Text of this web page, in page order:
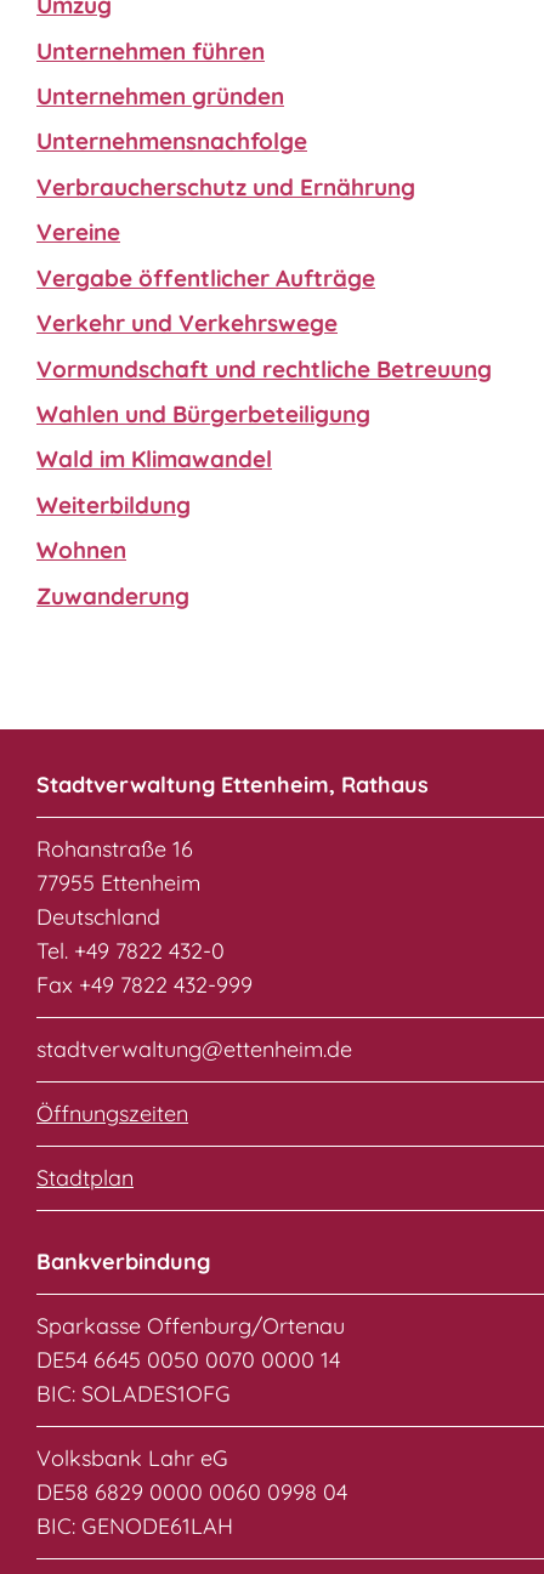
Unternehmen führen
Unternehmen gründen
Unternehmensnachfolge
Verbraucherschutz und Ernährung
Vereine
Vergabe öffentlicher Aufträge
Verkehr und Verkehrswege
Vormundschaft und rechtliche Betreuung
Wahlen und Bürgerbeteiligung
Wald im Klimawandel
Weiterbildung
Wohnen
Zuwanderung
Stadtverwaltung Ettenheim, Rathaus
Rohanstraße 16
77955 Ettenheim
Deutschland
Tel. +49 7822 432-0
Fax +49 7822 432-999
stadtverwaltung@ettenheim.de
Öffnungszeiten
Stadtplan
Bankverbindung
Sparkasse Offenburg/Ortenau
DE54 6645 0050 0070 0000 14
BIC: SOLADES1OFG
Volksbank Lahr eG
DE58 6829 0000 0060 0998 04
BIC: GENODE61LAH